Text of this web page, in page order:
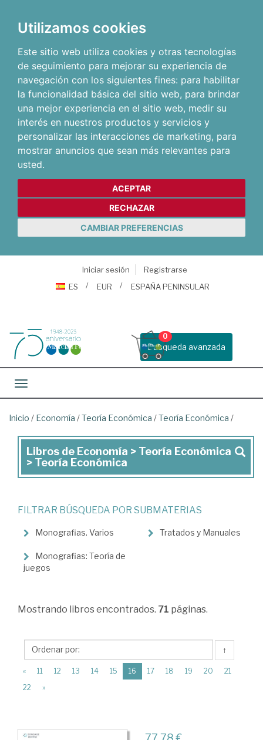
Utilizamos cookies
Este sitio web utiliza cookies y otras tecnologías
de seguimiento para mejorar su experiencia de
navegación con los siguientes fines: para habilitar
la funcionalidad básica del sitio web, para brindar
una mejor experiencia en el sitio web, medir su
interés en nuestros productos y servicios y
personalizar las interacciones de marketing, para
mostrar anuncios que sean más relevantes para
usted.
ACEPTAR
RECHAZAR
CAMBIAR PREFERENCIAS
Iniciar sesión
Registrarse
ES
EUR ESPAÑA PENINSULAR
Busqueda avanzada
0
Toggle navigation
Inicio / Economía /Teoría Económica /Teoría Económica /
Libros
de
>
Teoría
>
Económica
Libros de Economía > Teoría Económica
> Teoría Económica
FILTRAR BÚSQUEDA POR SUBMATERIAS
Monografias. Varios
Monografias: Teoría de
juegos
Tratados y Manuales
Mostrando libros encontrados. 71 páginas.
↑
« 11 12 13 14 15 16 (current)
17 18 19 20
21
22
»